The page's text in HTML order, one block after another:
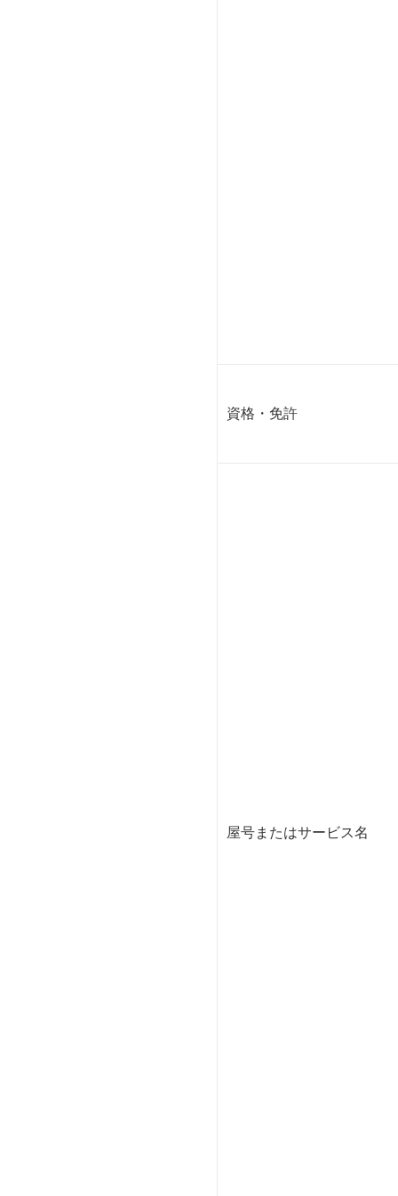
資格・免許
屋号またはサービス名